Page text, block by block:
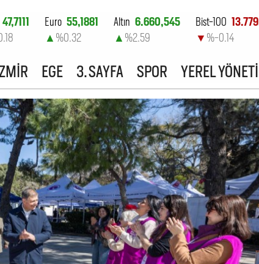
47,7111
Euro 55,1881
▲ %0.32
Altın 6.660,545
▲ %2.59
Bist-100
▼ %-0.14
EGE 3. SAYFA SPOR YEREL